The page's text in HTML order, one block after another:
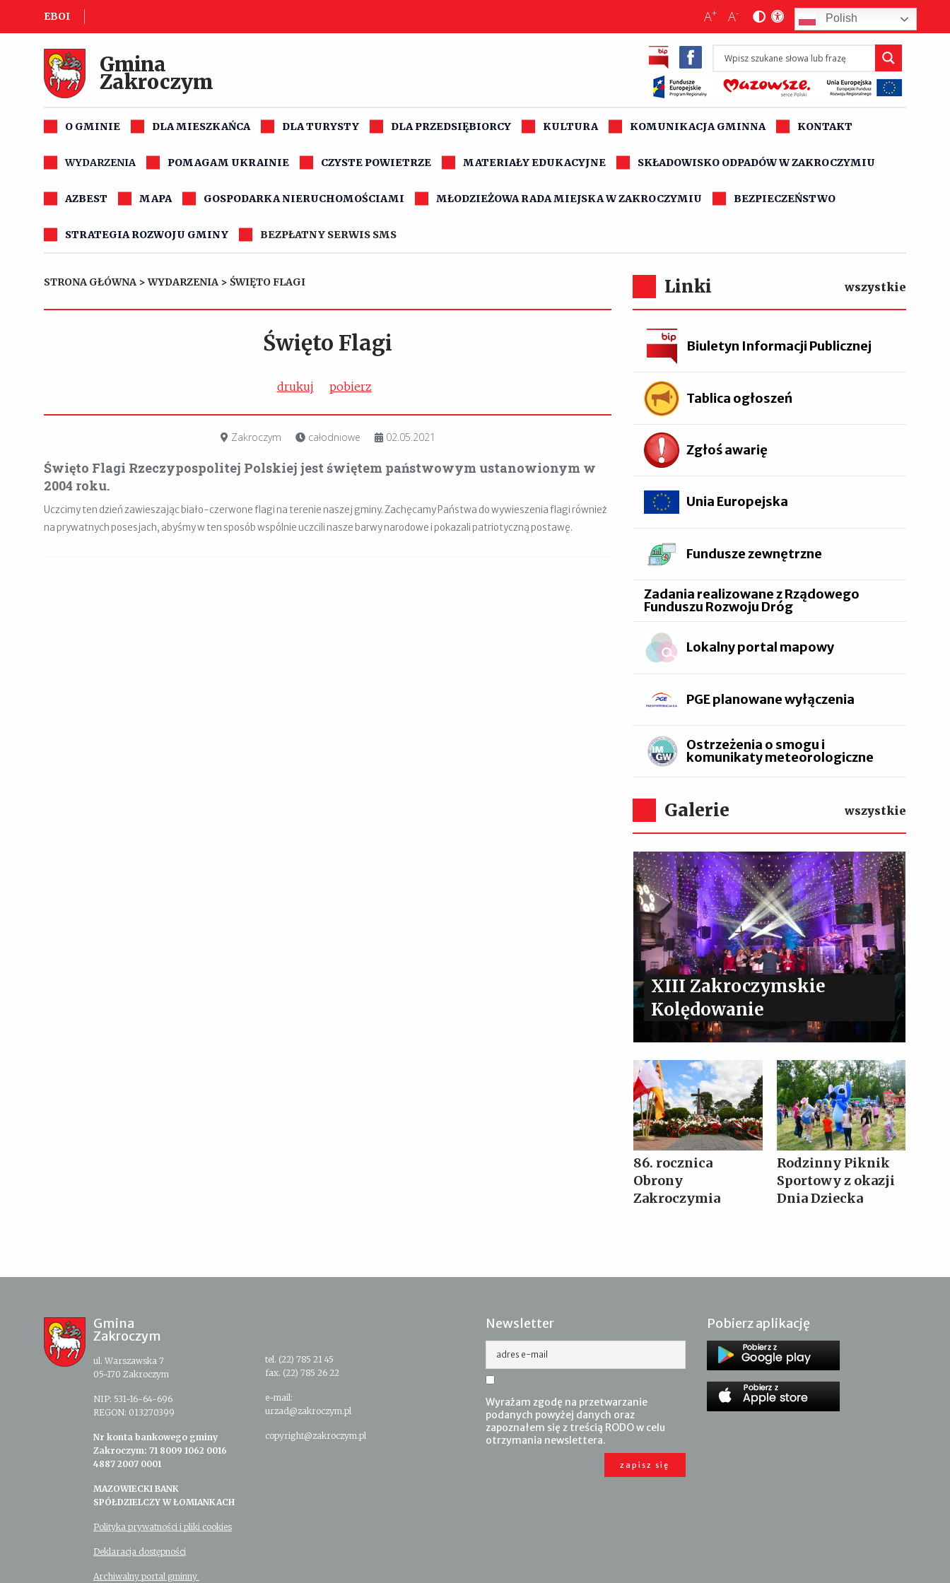
EBOI A+ A- Polish
Gmina
Zakroczym
O GMINIE DLA MIESZKAŃCA DLA TURYSTY DLA PRZEDSIĘBIORCY KULTURA KOMUNIKACJA GMINNA KONTAKT
WYDARZENIA POMAGAM UKRAINIE CZYSTE POWIETRZE MATERIAŁY EDUKACYJNE SKŁADOWISKO ODPADÓW W ZAKROCZYMIU
AZBEST MAPA GOSPODARKA NIERUCHOMOŚCIAMI MŁODZIEŻOWA RADA MIEJSKA W ZAKROCZYMIU BEZPIECZEŃSTWO
STRATEGIA ROZWOJU GMINY BEZPŁATNY SERWIS SMS
STRONA GŁÓWNA >WYDARZENIA > ŚWIĘTO FLAGI
Święto Flagi
drukuj pobierz
Zakroczym całodniowe 02.05.2021
Święto Flagi Rzeczypospolitej Polskiej jest świętem państwowym ustanowionym w
2004 roku.
Uczcimy ten dzień zawieszając biało-czerwone flagi na terenie naszej gminy. Zachęcamy Państwa do wywieszenia flagi również
na prywatnych posesjach, abyśmy w ten sposób wspólnie uczcili nasze barwy narodowe i pokazali patriotyczną postawę.
Linki wszystkie
Biuletyn Informacji Publicznej
Tablica ogłoszeń
Zgłoś awarię
Unia Europejska
Fundusze zewnętrzne
Zadania realizowane z Rządowego
Funduszu Rozwoju Dróg
Lokalny portal mapowy
PGE planowane wyłączenia
Ostrzeżenia o smogu i
komunikaty meteorologiczne
Galerie wszystkie
XIII Zakroczymskie
Kolędowanie
86. rocznica
Obrony
Zakroczymia
Rodzinny Piknik
Sportowy z okazji
Dnia Dziecka
Gmina
Zakroczym
ul. Warszawska 7
05-170 Zakroczym
NIP: 531-16-64-696
REGON: 013270399
Nr konta bankowego gminy
Zakroczym: 71 8009 1062 0016
4887 2007 0001
MAZOWIECKI BANK
SPÓŁDZIELCZY W ŁOMIANKACH
Polityka prywatności i pliki cookies
Deklaracja dostępności
Archiwalny portal gminny
tel. (22) 785 21 45
fax. (22) 785 26 22
e-mail:
urzad@zakroczym.pl
copyright@zakroczym.pl
Newsletter
adres e-mail
Wyrażam zgodę na przetwarzanie
podanych powyżej danych oraz
zapoznałem się z treścią RODO w celu
otrzymania newslettera.
Pobierz aplikację